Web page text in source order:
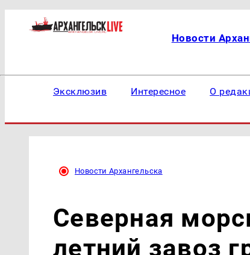
Новости
Эксклюзив Интересное О
Новости Архангельска
Северная
летний завоз